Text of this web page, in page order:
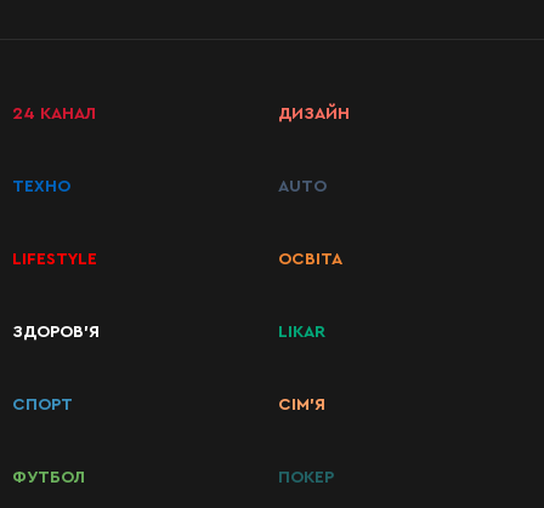
КАТЕГОРІЇ
РЕЦЕПТІВ
24 КАНАЛ
ТЕХНО
LIFESTYLE
ЗДОРОВ’Я
СПОРТ
ФУТБОЛ
ДИЗАЙН
AUTO
ОСВІТА
LIKAR
СІМ’Я
ПОКЕР